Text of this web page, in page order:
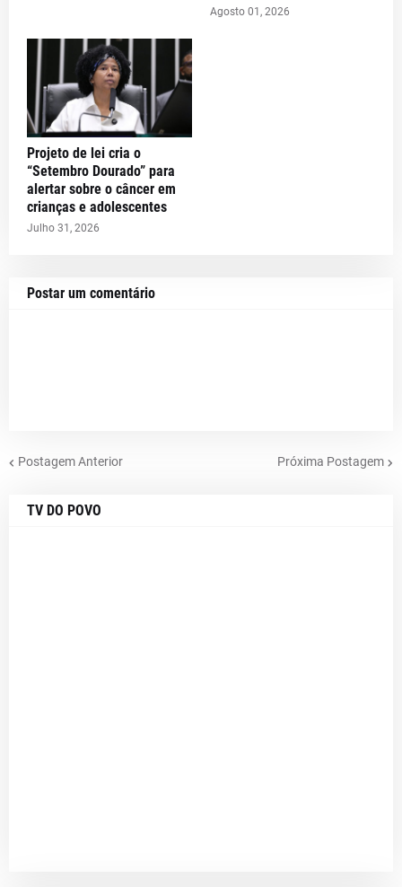
Agosto 01, 2026
Projeto de lei cria o
“Setembro Dourado” para
alertar sobre o câncer em
crianças e adolescentes
Julho 31, 2026
Postar um comentário
Postagem Anterior Próxima Postagem
TV DO POVO